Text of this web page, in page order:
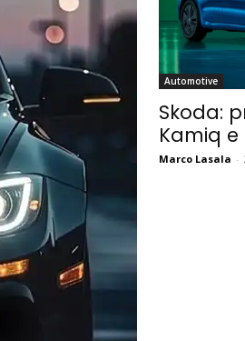
Automotive
Skoda:
Kamiq e
Marco Lasala -